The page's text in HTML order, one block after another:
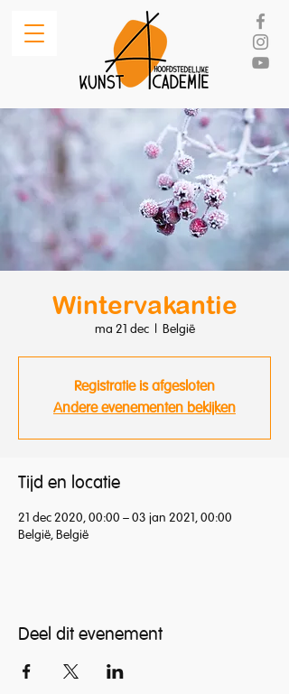
Wintervakantie
ma 21 dec
  |
België
Registratie is afgesloten
Andere evenementen bekijken
Tijd en locatie
21 dec 2020, 00:00 – 03 jan 2021, 00:00
België, België
Deel dit evenement